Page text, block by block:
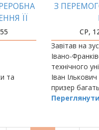
ЇЇ
та
З
СР,
Завітав на
Івано-
технічного
Іван
призер
Переглянути